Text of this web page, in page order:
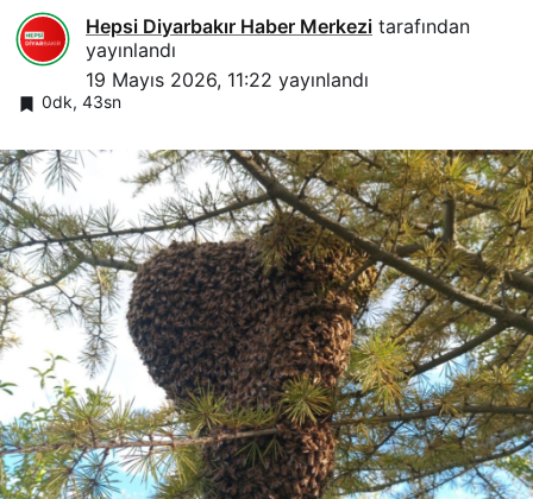
Hepsi Diyarbakır Haber Merkezi tarafından
yayınlandı
19 Mayıs 2026, 11:22 yayınlandı
0dk, 43sn